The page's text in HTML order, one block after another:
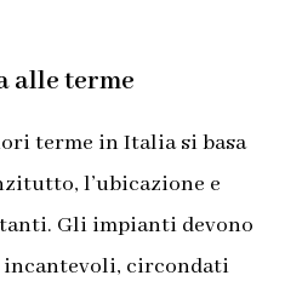
alle terme
terme in Italia si basa
l’ubicazione e
Gli impianti devono
circondati